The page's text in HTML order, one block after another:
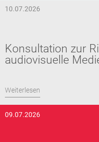
10.07.2026
Konsultation zur
audiovisuelle
Weiterlesen
09.07.2026